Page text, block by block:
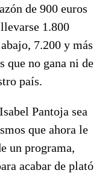
de 900 euros
1.800
7.200 y más
que no gana ni de
país.
Pantoja sea
que ahora le
un programa,
acabar de plató